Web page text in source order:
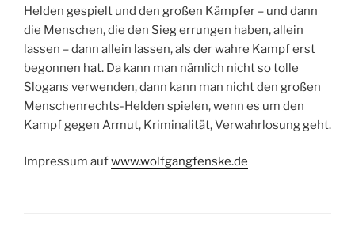
Helden gespielt und den großen Kämpfer – und dann
die Menschen, die den Sieg errungen haben, allein
lassen – dann allein lassen, als der wahre Kampf erst
begonnen hat. Da kann man nämlich nicht so tolle
Slogans verwenden, dann kann man nicht den großen
Menschenrechts-Helden spielen, wenn es um den
Kampf gegen Armut, Kriminalität, Verwahrlosung geht.
Impressum aufwww.wolfgangfenske.de